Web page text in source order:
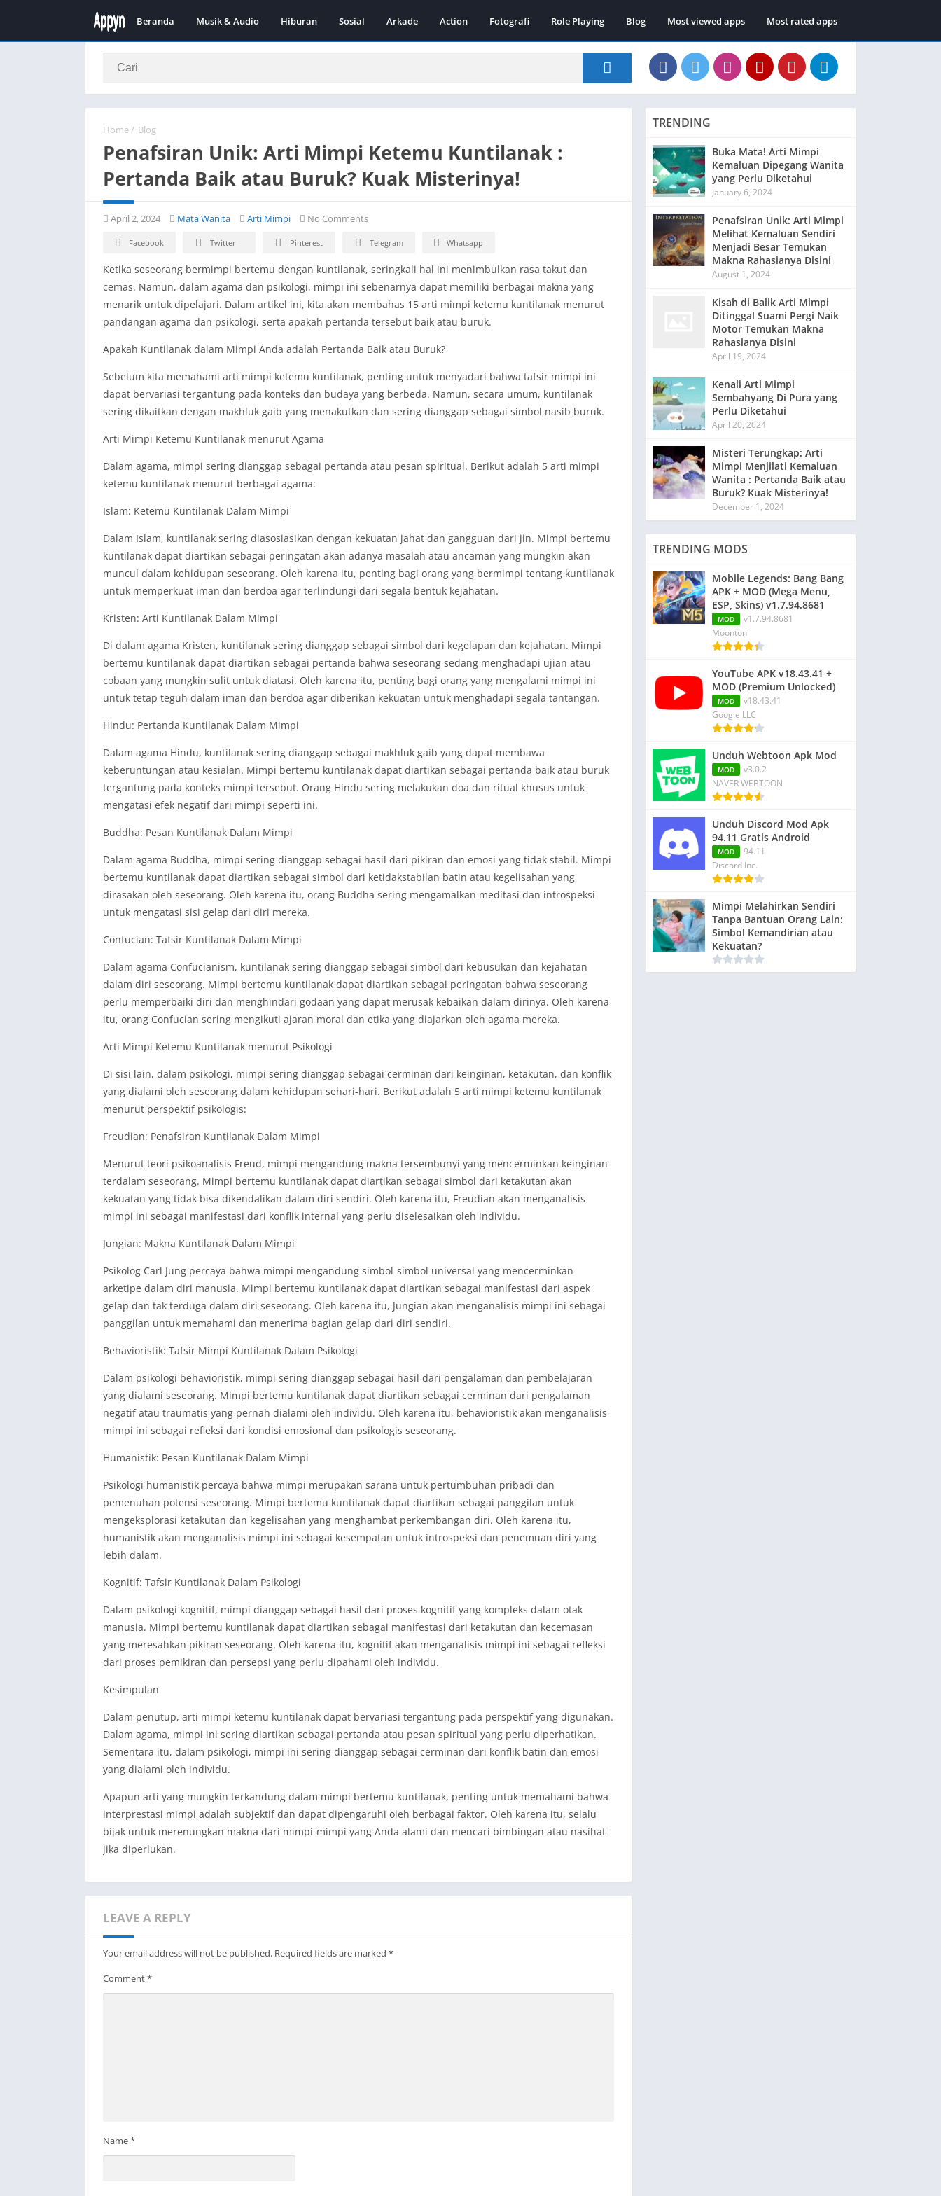
Beranda Musik & Audio Hiburan Sosial Arkade Action Fotografi Role Playing Blog Most viewed apps Most rated apps
Home / Blog
Penafsiran Unik: Arti Mimpi Ketemu Kuntilanak :
Pertanda Baik atau Buruk? Kuak Misterinya!
April 2, 2024 Mata Wanita Arti Mimpi No Comments
Facebook Twitter Pinterest Telegram Whatsapp
Ketika seseorang bermimpi bertemu dengan kuntilanak, seringkali hal ini menimbulkan rasa takut dan
cemas. Namun, dalam agama dan psikologi, mimpi ini sebenarnya dapat memiliki berbagai makna yang
menarik untuk dipelajari. Dalam artikel ini, kita akan membahas 15 arti mimpi ketemu kuntilanak menurut
pandangan agama dan psikologi, serta apakah pertanda tersebut baik atau buruk.
Apakah Kuntilanak dalam Mimpi Anda adalah Pertanda Baik atau Buruk?
Sebelum kita memahami arti mimpi ketemu kuntilanak, penting untuk menyadari bahwa tafsir mimpi ini
dapat bervariasi tergantung pada konteks dan budaya yang berbeda. Namun, secara umum, kuntilanak
sering dikaitkan dengan makhluk gaib yang menakutkan dan sering dianggap sebagai simbol nasib buruk.
Arti Mimpi Ketemu Kuntilanak menurut Agama
Dalam agama, mimpi sering dianggap sebagai pertanda atau pesan spiritual. Berikut adalah 5 arti mimpi
ketemu kuntilanak menurut berbagai agama:
Islam: Ketemu Kuntilanak Dalam Mimpi
Dalam Islam, kuntilanak sering diasosiasikan dengan kekuatan jahat dan gangguan dari jin. Mimpi bertemu
kuntilanak dapat diartikan sebagai peringatan akan adanya masalah atau ancaman yang mungkin akan
muncul dalam kehidupan seseorang. Oleh karena itu, penting bagi orang yang bermimpi tentang kuntilanak
untuk memperkuat iman dan berdoa agar terlindungi dari segala bentuk kejahatan.
Kristen: Arti Kuntilanak Dalam Mimpi
Di dalam agama Kristen, kuntilanak sering dianggap sebagai simbol dari kegelapan dan kejahatan. Mimpi
bertemu kuntilanak dapat diartikan sebagai pertanda bahwa seseorang sedang menghadapi ujian atau
cobaan yang mungkin sulit untuk diatasi. Oleh karena itu, penting bagi orang yang mengalami mimpi ini
untuk tetap teguh dalam iman dan berdoa agar diberikan kekuatan untuk menghadapi segala tantangan.
Hindu: Pertanda Kuntilanak Dalam Mimpi
Dalam agama Hindu, kuntilanak sering dianggap sebagai makhluk gaib yang dapat membawa
keberuntungan atau kesialan. Mimpi bertemu kuntilanak dapat diartikan sebagai pertanda baik atau buruk
tergantung pada konteks mimpi tersebut. Orang Hindu sering melakukan doa dan ritual khusus untuk
mengatasi efek negatif dari mimpi seperti ini.
Buddha: Pesan Kuntilanak Dalam Mimpi
Dalam agama Buddha, mimpi sering dianggap sebagai hasil dari pikiran dan emosi yang tidak stabil. Mimpi
bertemu kuntilanak dapat diartikan sebagai simbol dari ketidakstabilan batin atau kegelisahan yang
dirasakan oleh seseorang. Oleh karena itu, orang Buddha sering mengamalkan meditasi dan introspeksi
untuk mengatasi sisi gelap dari diri mereka.
Confucian: Tafsir Kuntilanak Dalam Mimpi
Dalam agama Confucianism, kuntilanak sering dianggap sebagai simbol dari kebusukan dan kejahatan
dalam diri seseorang. Mimpi bertemu kuntilanak dapat diartikan sebagai peringatan bahwa seseorang
perlu memperbaiki diri dan menghindari godaan yang dapat merusak kebaikan dalam dirinya. Oleh karena
itu, orang Confucian sering mengikuti ajaran moral dan etika yang diajarkan oleh agama mereka.
Arti Mimpi Ketemu Kuntilanak menurut Psikologi
Di sisi lain, dalam psikologi, mimpi sering dianggap sebagai cerminan dari keinginan, ketakutan, dan konflik
yang dialami oleh seseorang dalam kehidupan sehari-hari. Berikut adalah 5 arti mimpi ketemu kuntilanak
menurut perspektif psikologis:
Freudian: Penafsiran Kuntilanak Dalam Mimpi
Menurut teori psikoanalisis Freud, mimpi mengandung makna tersembunyi yang mencerminkan keinginan
terdalam seseorang. Mimpi bertemu kuntilanak dapat diartikan sebagai simbol dari ketakutan akan
kekuatan yang tidak bisa dikendalikan dalam diri sendiri. Oleh karena itu, Freudian akan menganalisis
mimpi ini sebagai manifestasi dari konflik internal yang perlu diselesaikan oleh individu.
Jungian: Makna Kuntilanak Dalam Mimpi
Psikolog Carl Jung percaya bahwa mimpi mengandung simbol-simbol universal yang mencerminkan
arketipe dalam diri manusia. Mimpi bertemu kuntilanak dapat diartikan sebagai manifestasi dari aspek
gelap dan tak terduga dalam diri seseorang. Oleh karena itu, Jungian akan menganalisis mimpi ini sebagai
panggilan untuk memahami dan menerima bagian gelap dari diri sendiri.
Behavioristik: Tafsir Mimpi Kuntilanak Dalam Psikologi
Dalam psikologi behavioristik, mimpi sering dianggap sebagai hasil dari pengalaman dan pembelajaran
yang dialami seseorang. Mimpi bertemu kuntilanak dapat diartikan sebagai cerminan dari pengalaman
negatif atau traumatis yang pernah dialami oleh individu. Oleh karena itu, behavioristik akan menganalisis
mimpi ini sebagai refleksi dari kondisi emosional dan psikologis seseorang.
Humanistik: Pesan Kuntilanak Dalam Mimpi
Psikologi humanistik percaya bahwa mimpi merupakan sarana untuk pertumbuhan pribadi dan
pemenuhan potensi seseorang. Mimpi bertemu kuntilanak dapat diartikan sebagai panggilan untuk
mengeksplorasi ketakutan dan kegelisahan yang menghambat perkembangan diri. Oleh karena itu,
humanistik akan menganalisis mimpi ini sebagai kesempatan untuk introspeksi dan penemuan diri yang
lebih dalam.
Kognitif: Tafsir Kuntilanak Dalam Psikologi
Dalam psikologi kognitif, mimpi dianggap sebagai hasil dari proses kognitif yang kompleks dalam otak
manusia. Mimpi bertemu kuntilanak dapat diartikan sebagai manifestasi dari ketakutan dan kecemasan
yang meresahkan pikiran seseorang. Oleh karena itu, kognitif akan menganalisis mimpi ini sebagai refleksi
dari proses pemikiran dan persepsi yang perlu dipahami oleh individu.
Kesimpulan
Dalam penutup, arti mimpi ketemu kuntilanak dapat bervariasi tergantung pada perspektif yang digunakan.
Dalam agama, mimpi ini sering diartikan sebagai pertanda atau pesan spiritual yang perlu diperhatikan.
Sementara itu, dalam psikologi, mimpi ini sering dianggap sebagai cerminan dari konflik batin dan emosi
yang dialami oleh individu.
Apapun arti yang mungkin terkandung dalam mimpi bertemu kuntilanak, penting untuk memahami bahwa
interprestasi mimpi adalah subjektif dan dapat dipengaruhi oleh berbagai faktor. Oleh karena itu, selalu
bijak untuk merenungkan makna dari mimpi-mimpi yang Anda alami dan mencari bimbingan atau nasihat
jika diperlukan.
LEAVE A REPLY
Your email address will not be published. Required fields are marked *
Comment*
Name*
TRENDING
Buka Mata! Arti Mimpi
Kemaluan Dipegang Wanita
yang Perlu Diketahui
January 6, 2024
Penafsiran Unik: Arti Mimpi
Melihat Kemaluan Sendiri
Menjadi Besar Temukan
Makna Rahasianya Disini
August 1, 2024
Kisah di Balik Arti Mimpi
Ditinggal Suami Pergi Naik
Motor Temukan Makna
Rahasianya Disini
April 19, 2024
Kenali Arti Mimpi
Sembahyang Di Pura yang
Perlu Diketahui
April 20, 2024
Misteri Terungkap: Arti
Mimpi Menjilati Kemaluan
Wanita : Pertanda Baik atau
Buruk? Kuak Misterinya!
December 1, 2024
TRENDING MODS
Mobile Legends: Bang Bang
APK + MOD (Mega Menu,
ESP, Skins) v1.7.94.8681
MOD
v1.7.94.8681
Moonton
YouTube APK v18.43.41 +
MOD (Premium Unlocked)
MOD
v18.43.41
Google LLC
Unduh Webtoon Apk Mod
MOD
v3.0.2
NAVER WEBTOON
Unduh Discord Mod Apk
94.11 Gratis Android
MOD
94.11
Discord Inc.
Mimpi Melahirkan Sendiri
Tanpa Bantuan Orang Lain:
Simbol Kemandirian atau
Kekuatan?